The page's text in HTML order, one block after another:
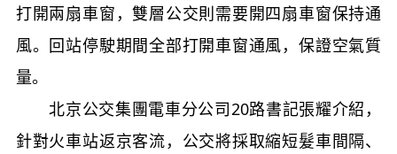
打開兩扇車窗，雙層公交則需要開四扇車窗保持通
風。回站停駛期間全部打開車窗通風，保證空氣質
量。
北京公交集團電車分公司20路書記張耀介紹，
針對火車站返京客流，公交將採取縮短髮車間隔、